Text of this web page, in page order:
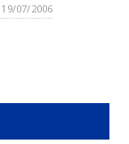
07/2006